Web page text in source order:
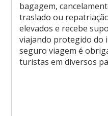
bagagem,
traslado ou
elevados e recebe
viajando protegido do
seguro viagem é
turistas em diversos